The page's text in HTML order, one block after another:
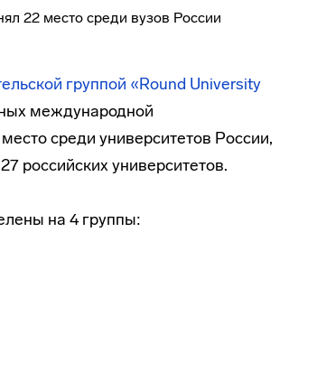
группой «Round University
международной
среди университетов России,
российских университетов.
на 4 группы: